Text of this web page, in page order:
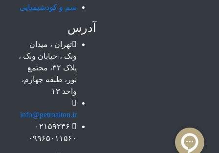
سم و کودشیمیایی
آدرس
تهران ، میدان
ونک ، خیابان ونک ،
پلاک ۳۲، مجتمع
نور، طبقه چهارم،
واحد ۱۳
info@petroalton.ir
۰۲۱۵۹۲۳۶
۰۹۹۶۵۰۱۱۵۶۰